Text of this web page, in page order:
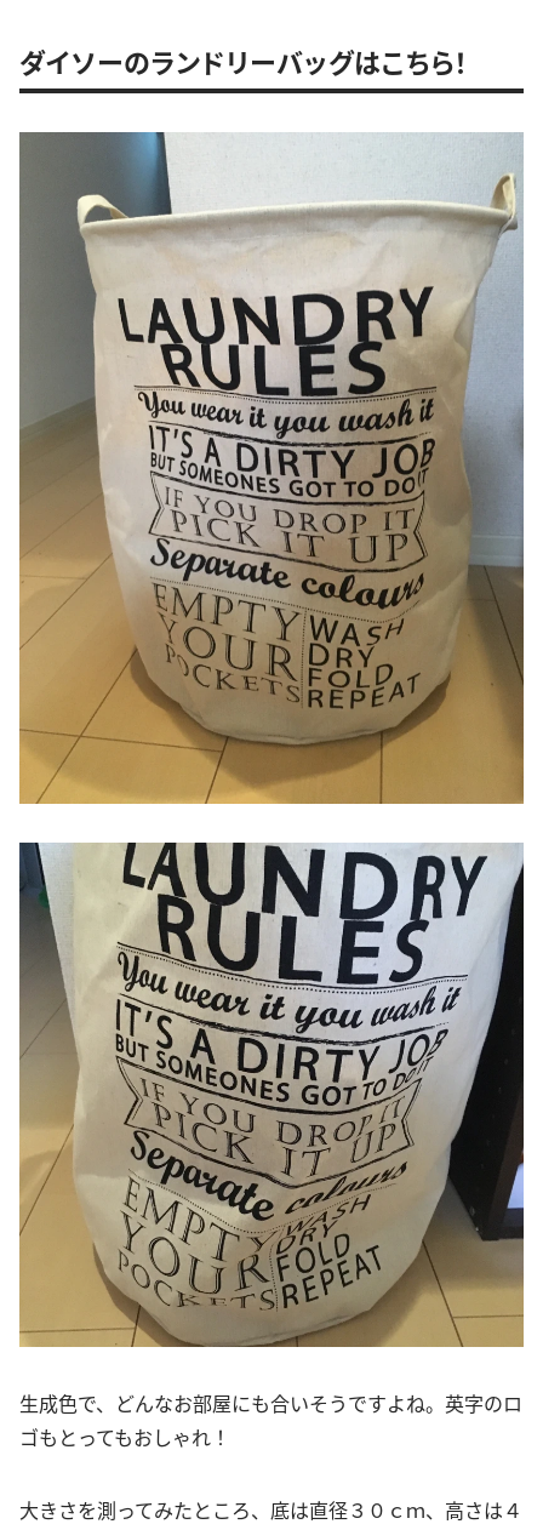
ダイソーのランドリーバッグはこちら！
生成色で、どんなお部屋にも合いそうですよね。英字のロ
ゴもとってもおしゃれ！
大きさを測ってみたところ、底は直径３０ｃｍ、高さは４